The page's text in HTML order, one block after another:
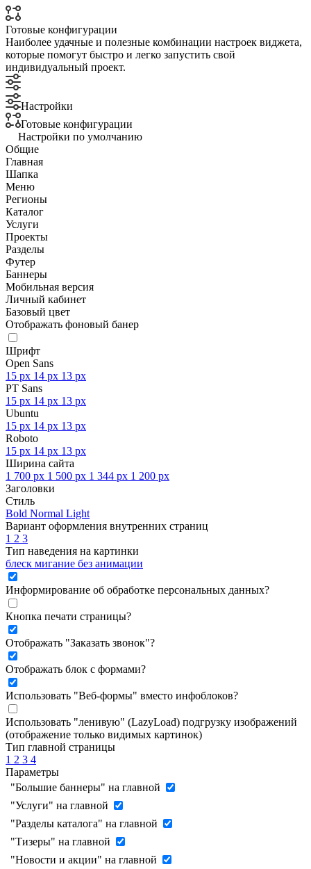
Готовые конфигурации
Наиболее удачные и полезные комбинации настроек виджета,
которые помогут быстро и легко запустить свой
индивидуальный проект.
Настройки
Готовые конфигурации
Настройки по умолчанию
Общие
Главная
Шапка
Меню
Регионы
Каталог
Услуги
Проекты
Разделы
Футер
Баннеры
Мобильная версия
Личный кабинет
Базовый цвет
Отображать фоновый банер
Шрифт
Open Sans
15 px 14 px 13 px
PT Sans
15 px 14 px 13 px
Ubuntu
15 px 14 px 13 px
Roboto
15 px 14 px 13 px
Ширина сайта
1 700 px 1 500 px 1 344 px 1 200 px
Заголовки
Стиль
Bold Normal Light
Вариант оформления внутренних страниц
1 2 3
Тип наведения на картинки
блеск мигание без анимации
Информирование об обработке персональных данных?
Кнопка печати страницы?
Отображать "Заказать звонок"?
Отображать блок с формами?
Использовать "Веб-формы" вместо инфоблоков?
Использовать "ленивую" (LazyLoad) подгрузку изображений
(отображение только видимых картинок)
Тип главной страницы
1 2 3 4
Параметры
"Большие баннеры" на главной
"Услуги" на главной
"Разделы каталога" на главной
"Тизеры" на главной
"Новости и акции" на главной